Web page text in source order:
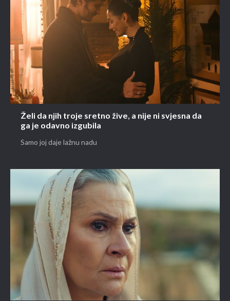
Želi da njih troje sretno žive, a nije ni svjesna da
ga je odavno izgubila
Samo joj daje lažnu nadu